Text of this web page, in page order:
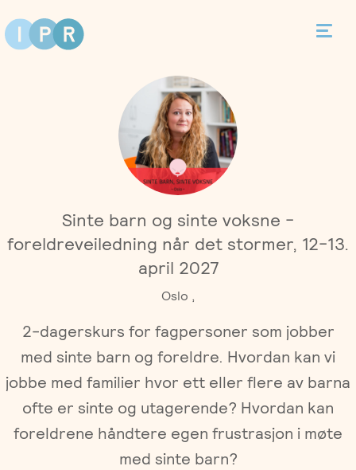
Individualterapi
Foreldreveiledning
Gruppeterapi
Video-
og
Priser
Bergen
Kurs
Trykk
her
for
Om oss
Vår
Spisskompetanse
Sinte barn og sinte voksne -
foreldreveiledning når det stormer, 12-13.
april 2027
Oslo ,
2-dagerskurs for fagpersoner som jobber
med sinte barn og foreldre. Hvordan kan vi
jobbe med familier hvor ett eller flere av barna
ofte er sinte og utagerende? Hvordan kan
foreldrene håndtere egen frustrasjon i møte
med sinte barn?